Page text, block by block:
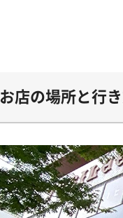
お店の場所と行